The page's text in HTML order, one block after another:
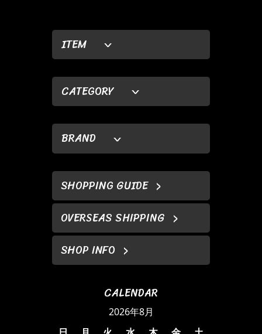
ITEM
CATEGORY
BRAND
SHOPPING GUIDE
OVERSEAS SHIPPING
SHOP INFO
CALENDAR
2026年8月